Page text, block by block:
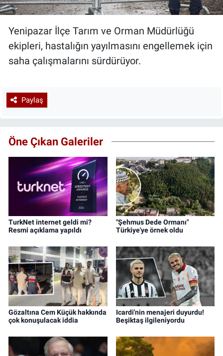
Yenipazar İlçe Tarım ve Orman Müdürlüğü
ekipleri, hastalığın yayılmasını engellemek için
saha çalışmalarını sürdürüyor.
Paylaş
Öne Çıkan Galeriler
TurkNet internet geldi mi?
Resmi açıklama yapıldı
"Şehmus Dede Ormanı"
Türkiye'ye örnek oldu
Gözaltına Cem Küçük hakkında
çok konuşulacak iddia
Icardi'nin menajeri duyurdu!
Beşiktaş ilgileniyordu